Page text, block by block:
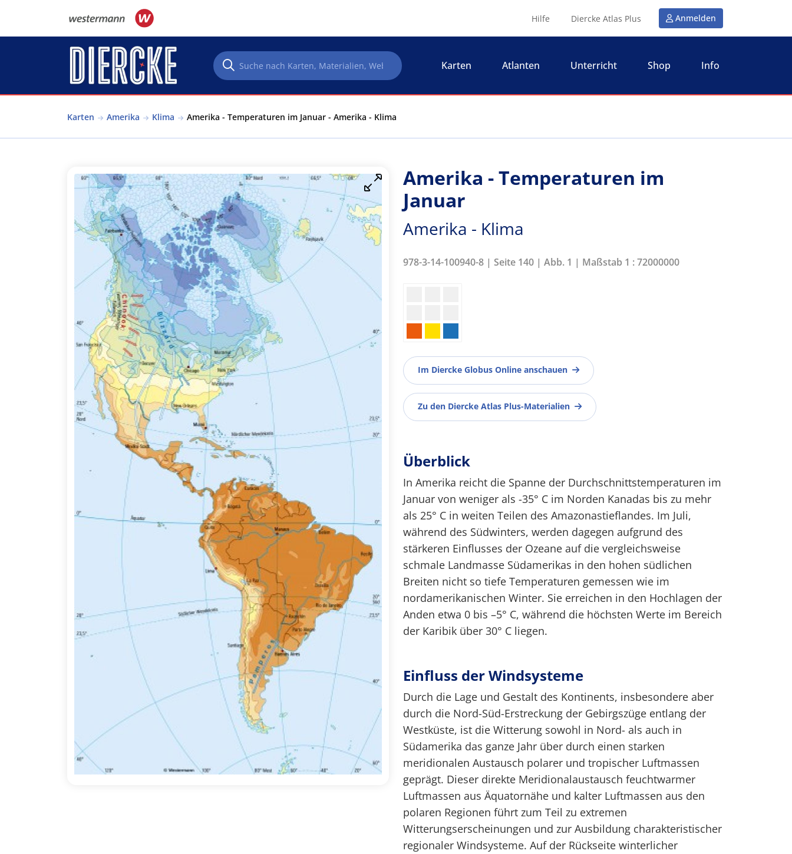
Hilfe Diercke Atlas Plus Anmelden
Karten Atlanten Unterricht Shop Info
Karten Amerika Klima Amerika - Temperaturen im Januar - Amerika - Klima
Amerika - Temperaturen im
Januar
Amerika - Klima
978-3-14-100940-8 | Seite 140 | Abb. 1 | Maßstab 1 : 72000000
Im Diercke Globus Online anschauen
Zu den Diercke Atlas Plus-Materialien
Überblick
In Amerika reicht die Spanne der Durchschnittstemperaturen im
Januar von weniger als -35° C im Norden Kanadas bis zu mehr
als 25° C in weiten Teilen des Amazonastieflandes. Im Juli,
während des Südwinters, werden dagegen aufgrund des
stärkeren Einflusses der Ozeane auf die vergleichsweise
schmale Landmasse Südamerikas in den hohen südlichen
Breiten nicht so tiefe Temperaturen gemessen wie im
nordamerikanischen Winter. Sie erreichen in den Hochlagen der
Anden etwa 0 bis –5° C, während die höchsten Werte im Bereich
der Karibik über 30° C liegen.
Einfluss der Windsysteme
Durch die Lage und Gestalt des Kontinents, insbesondere aber
durch die Nord-Süd-Erstreckung der Gebirgszüge entlang der
Westküste, ist die Witterung sowohl in Nord- als auch in
Südamerika das ganze Jahr über durch einen starken
meridionalen Austausch polarer und tropischer Luftmassen
geprägt. Dieser direkte Meridionalaustausch feuchtwarmer
Luftmassen aus Äquatornähe und kalter Luftmassen aus den
polaren Regionen führt zum Teil zu extremen
Witterungserscheinungen und zur Ausbildung charakteristischer
regionaler Windsysteme. Auf der Rückseite winterlicher